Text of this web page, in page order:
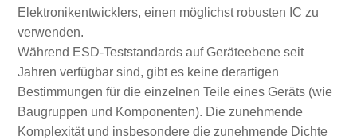
Elektronikentwicklers, einen möglichst robusten IC zu
verwenden.
Während ESD-Teststandards auf Geräteebene seit
Jahren verfügbar sind, gibt es keine derartigen
Bestimmungen für die einzelnen Teile eines Geräts (wie
Baugruppen und Komponenten). Die zunehmende
Komplexität und insbesondere die zunehmende Dichte